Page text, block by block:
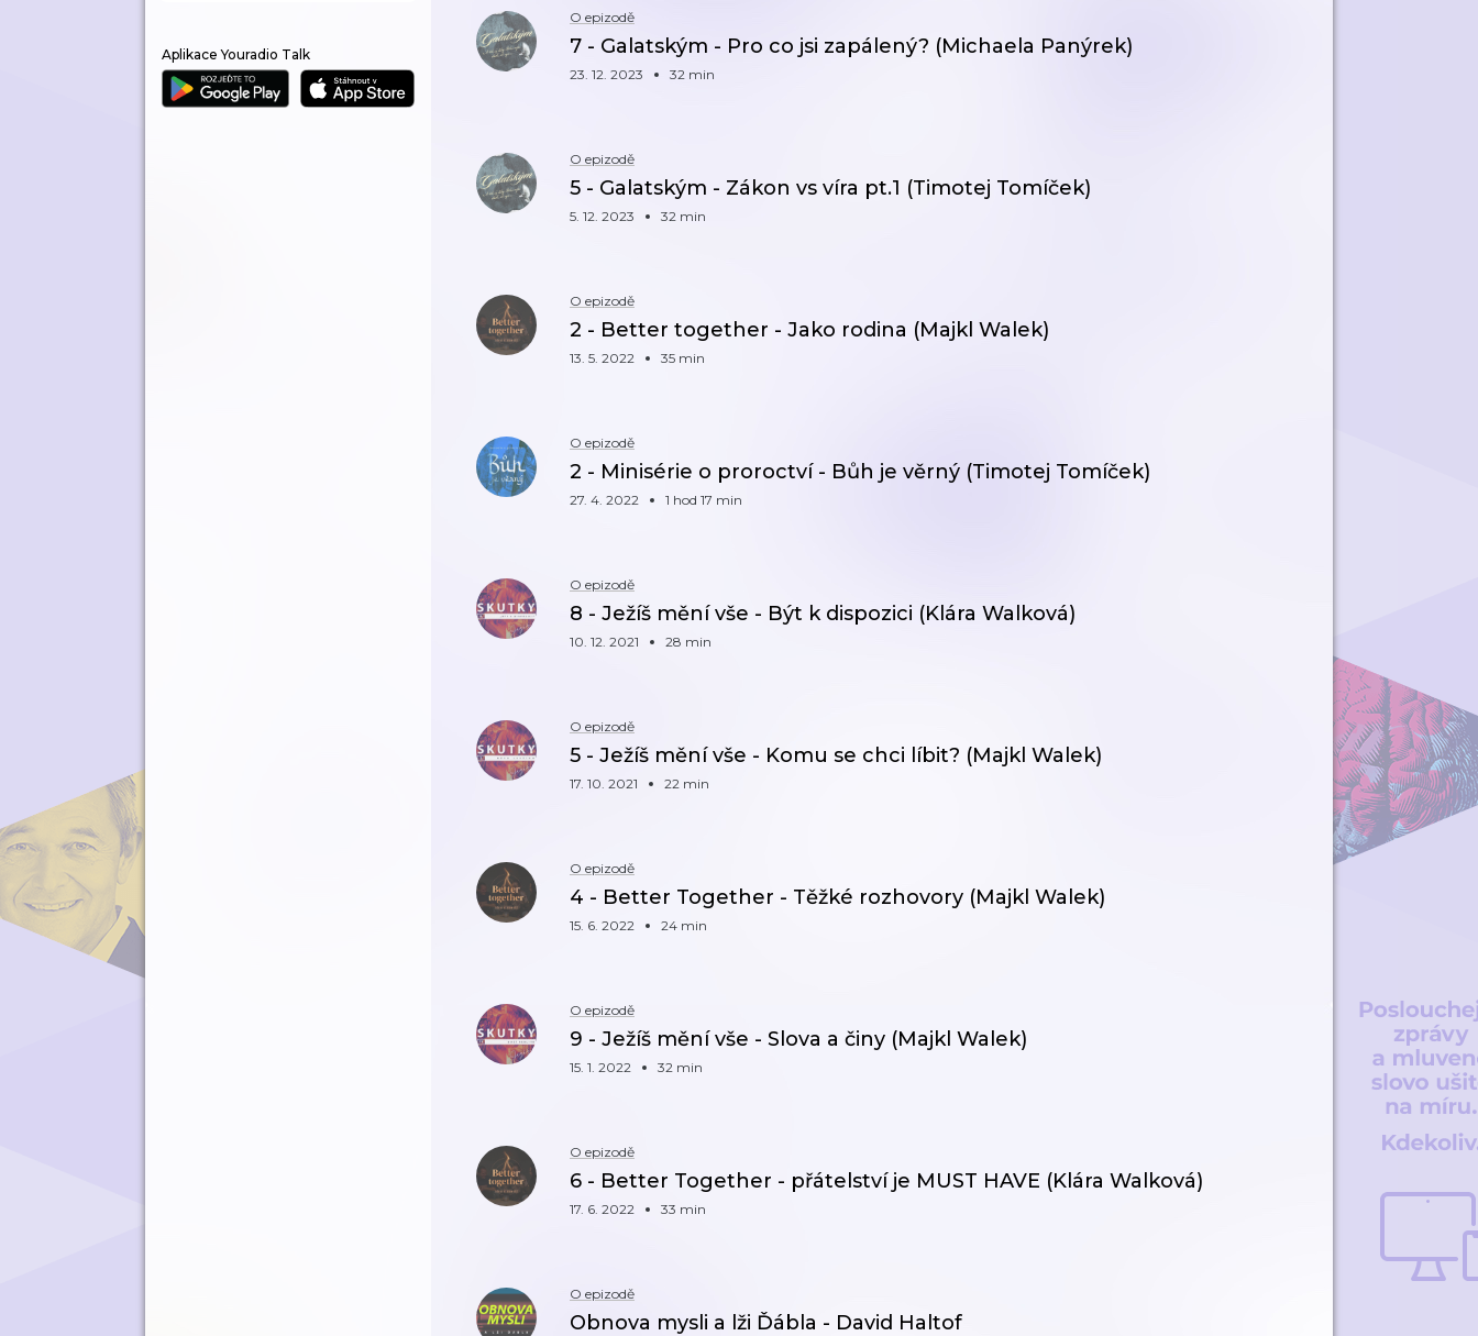
Aplikace Youradio Talk
O epizodě
7 - Galatským - Pro co jsi zapálený? (Michaela Panýrek)
23. 12. 2023 32 min
O epizodě
5 - Galatským - Zákon vs víra pt.1 (Timotej Tomíček)
5. 12. 2023 32 min
O epizodě
2 - Better together - Jako rodina (Majkl Walek)
13. 5. 2022 35 min
O epizodě
2 - Minisérie o proroctví - Bůh je věrný (Timotej Tomíček)
27. 4. 2022 1 hod 17 min
O epizodě
8 - Ježíš mění vše - Být k dispozici (Klára Walková)
10. 12. 2021 28 min
O epizodě
5 - Ježíš mění vše - Komu se chci líbit? (Majkl Walek)
17. 10. 2021 22 min
O epizodě
4 - Better Together - Těžké rozhovory (Majkl Walek)
15. 6. 2022 24 min
O epizodě
9 - Ježíš mění vše - Slova a činy (Majkl Walek)
15. 1. 2022 32 min
O epizodě
6 - Better Together - přátelství je MUST HAVE (Klára Walková)
17. 6. 2022 33 min
O epizodě
Obnova mysli a lži Ďábla - David Haltof